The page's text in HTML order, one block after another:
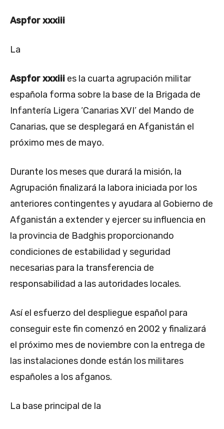
Aspfor xxxiii
La
Aspfor xxxiii es la cuarta agrupación militar
española forma sobre la base de la Brigada de
Infantería Ligera ‘Canarias XVI’ del Mando de
Canarias, que se desplegará en Afganistán el
próximo mes de mayo.
Durante los meses que durará la misión, la
Agrupación finalizará la labora iniciada por los
anteriores contingentes y ayudara al Gobierno de
Afganistán a extender y ejercer su influencia en
la provincia de Badghis proporcionando
condiciones de estabilidad y seguridad
necesarias para la transferencia de
responsabilidad a las autoridades locales.
Así el esfuerzo del despliegue español para
conseguir este fin comenzó en 2002 y finalizará
el próximo mes de noviembre con la entrega de
las instalaciones donde están los militares
españoles a los afganos.
La base principal de la